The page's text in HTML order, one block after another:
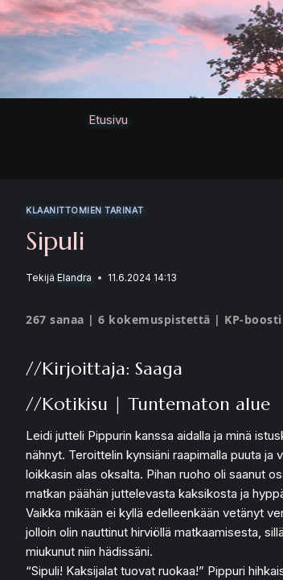
Siirry
sisältöön
Etusivu
KLAANITTOMIEN TARINAT
Sipuli
Tekijä Elandra 11.6.2024 14:13
267 sanaa | 6 kokemuspistettä | KP-
//Kirjoittaja: Saaga
//Kotikisu | Tuntematon alue
Leidi jutteli Pippurin kanssa aidalla ja minä
nähnyt. Teroittelin kynsiäni raapimalla puuta ja
loikkasin alas oksalta. Pihan ruoho oli saanut
matkan päähän juttelevasta kaksikosta ja
Vaikka mikään ei kyllä edelleenkään vetänyt
jolloin olin nauttinut hirviöllä matkaamisesta,
miukunut niin hädissäni.
“Sipuli! Kaksijalat tuovat ruokaa!” Pippuri